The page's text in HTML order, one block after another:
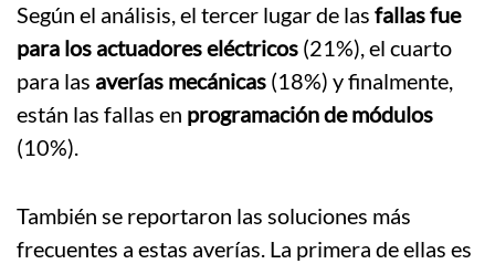
Según el análisis, el tercer lugar de las fallas fue
para los actuadores eléctricos (21%), el cuarto
para las averías mecánicas (18%) y finalmente,
están las fallas en programación de módulos
(10%).
También se reportaron las soluciones más
frecuentes a estas averías. La primera de ellas es